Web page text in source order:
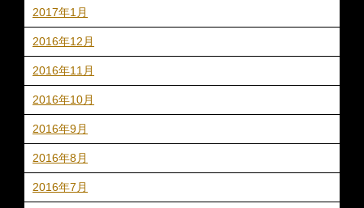
2017年1月
2016年12月
2016年11月
2016年10月
2016年9月
2016年8月
2016年7月